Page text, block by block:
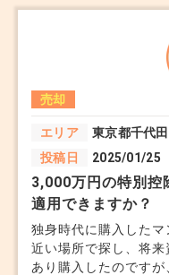
売却
エリア
東京都千代
投稿日
2025/01/25
3,000万円の特別控
適用できますか？
独身時代に購入した
近い場所で探し、将
あり購入したのですが